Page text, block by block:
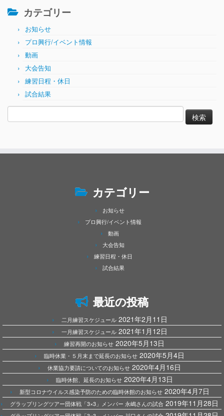
カテゴリー
お知らせ
プロ興行/イベント情報
動画
大会告知
練習日程・休日
試合結果
索:
カテゴリー
お知らせ
プロ興行/イベント情報
動画
大会告知
練習日程・休日
試合結果
最近の投稿
二月練習スケジュール 2021年2月11日
一月練習スケジュール 2021年1月12日
練習再開のお知らせ 2020年5月13日
臨時休業・５月末まで延長のお知らせ 2020年5月4日
休業協力要請についてのお知らせ 2020年4月16日
臨時休館、延長のお知らせ 2020年4月13日
新型コロナウイルス感染予防のための臨時休館のお知らせ 2020年4月7日
グラップリングツアー団体戦「3×3」メンバー 永嶋さんの試合 2019年11月28日